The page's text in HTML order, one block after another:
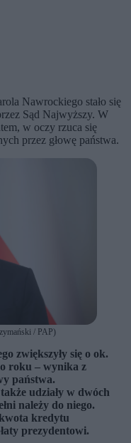
Nawrockiego stało się
Sąd Najwyższy. W
w oczy rzuca się
przez głowę państwa.
/ PAP)
zwiększyły się o ok.
roku – wynika z
państwa.
udziały w dwóch
należy do niego.
kredytu
prezydentowi.